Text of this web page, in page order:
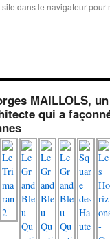
dans le navigateur
MAILLOLS, un
qui a